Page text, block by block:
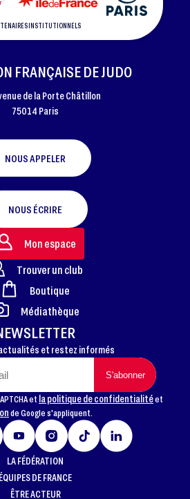
INSTITUTIONNELS
FOOTER
FRANÇAISE DE JUDO
de la Porte Châtillon
75014 Paris
NOUS APPELER
NOUS ÉCRIRE
et restez informés
et la politique de confidentialitéet
de Google s'appliquent.
Mon espace
Trouver un club
Boutique
Médiathèque
LA FÉDÉRATION
ÉQUIPES DE FRANCE
ÊTRE ACTEUR